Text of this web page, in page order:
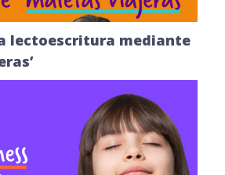
lectoescritura mediante